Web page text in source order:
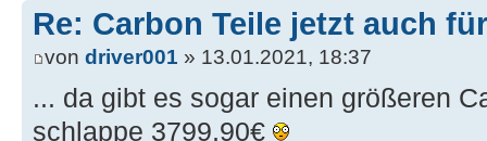
Re: Carbon Teile jetzt auch
von driver001 » 13.01.2021, 18:37
... da gibt es sogar einen größeren
schlappe 3799,90€